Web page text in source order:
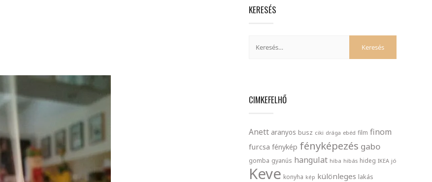
KERESÉS
CIMKEFELHŐ
Anett aranyos busz ciki drága ebéd film finom
furcsa fénykép fényképezés gabo
gomba gyanús hangulat hiba hibás hideg IKEA jó
Keve konyha kép különleges lakás